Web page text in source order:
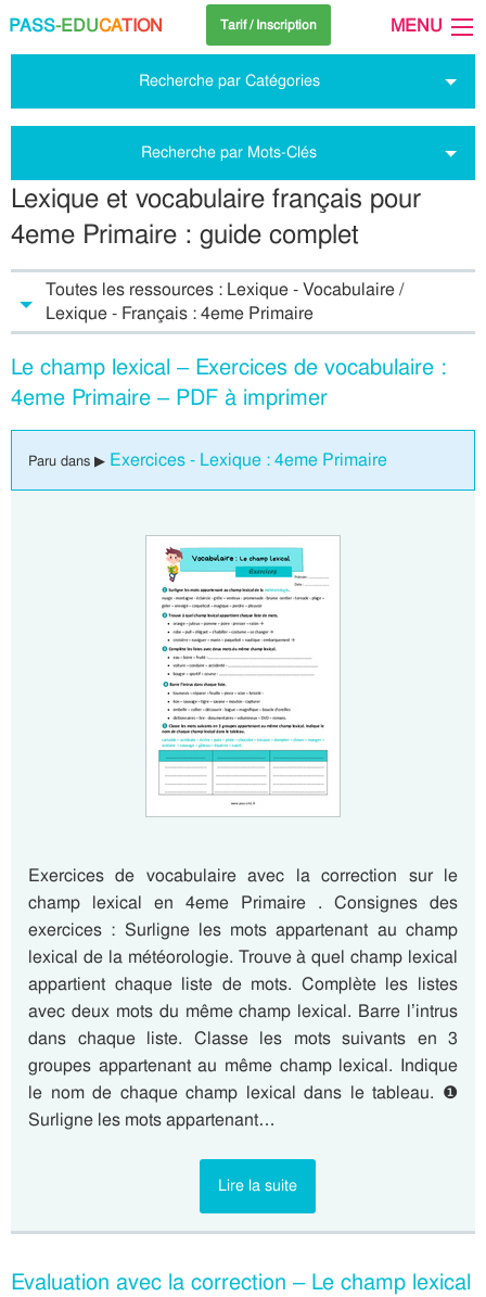
PASS-EDUCATION Tarif / Inscription MENU
Recherche par Catégories
Recherche par Mots-Clés
Lexique et vocabulaire français pour
4eme Primaire : guide complet
Toutes les ressources : Lexique - Vocabulaire /
Lexique - Français : 4eme Primaire
Le champ lexical – Exercices de vocabulaire :
4eme Primaire – PDF à imprimer
Paru dans ▶ Exercices - Lexique : 4eme Primaire
Exercices de vocabulaire avec la correction sur le
champ lexical en 4eme Primaire . Consignes des
exercices : Surligne les mots appartenant au champ
lexical de la météorologie. Trouve à quel champ lexical
appartient chaque liste de mots. Complète les listes
avec deux mots du même champ lexical. Barre l’intrus
dans chaque liste. Classe les mots suivants en 3
groupes appartenant au même champ lexical. Indique
le nom de chaque champ lexical dans le tableau. ❶
Surligne les mots appartenant…
Lire la suite
Evaluation avec la correction – Le champ lexical